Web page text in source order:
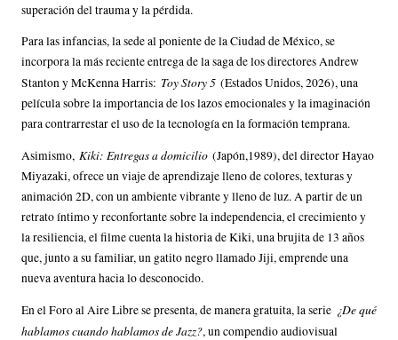
superación del trauma y la pérdida.
Para las infancias, la sede al poniente de la Ciudad de México, se
incorpora la más reciente entrega de la saga de los directores Andrew
Stanton y McKenna Harris: Toy Story 5 (Estados Unidos, 2026), una
película sobre la importancia de los lazos emocionales y la imaginación
para contrarrestar el uso de la tecnología en la formación temprana.
Asimismo, Kiki: Entregas a domicilio (Japón,1989), del director Hayao
Miyazaki, ofrece un viaje de aprendizaje lleno de colores, texturas y
animación 2D, con un ambiente vibrante y lleno de luz. A partir de un
retrato íntimo y reconfortante sobre la independencia, el crecimiento y
la resiliencia, el filme cuenta la historia de Kiki, una brujita de 13 años
que, junto a su familiar, un gatito negro llamado Jiji, emprende una
nueva aventura hacia lo desconocido.
En el Foro al Aire Libre se presenta, de manera gratuita, la serie ¿De qué
hablamos cuando hablamos de Jazz?, un compendio audiovisual